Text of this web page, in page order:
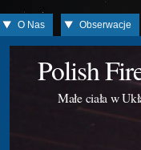
O Nas Obserwacje
Polish
Małe ciała w